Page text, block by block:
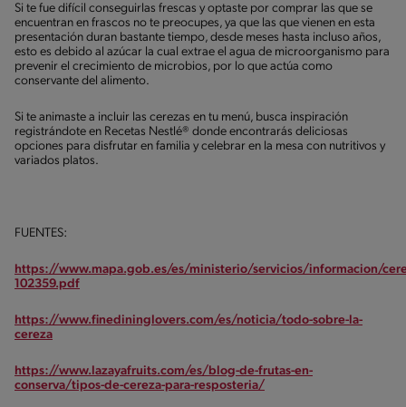
Si te fue difícil conseguirlas frescas y optaste por comprar las que se
encuentran en frascos no te preocupes, ya que las que vienen en esta
presentación duran bastante tiempo, desde meses hasta incluso años,
esto es debido al azúcar la cual extrae el agua de microorganismo para
prevenir el crecimiento de microbios, por lo que actúa como
conservante del alimento.
Si te animaste a incluir las cerezas en tu menú, busca inspiración
registrándote en Recetas Nestlé® donde encontrarás deliciosas
opciones para disfrutar en familia y celebrar en la mesa con nutritivos y
variados platos.
FUENTES:
https://www.mapa.gob.es/es/ministerio/servicios/informacion/
102359.pdf
https://www.finedininglovers.com/es/noticia/todo-sobre-la-
cereza
https://www.lazayafruits.com/es/blog-de-frutas-en-
conserva/tipos-de-cereza-para-resposteria/